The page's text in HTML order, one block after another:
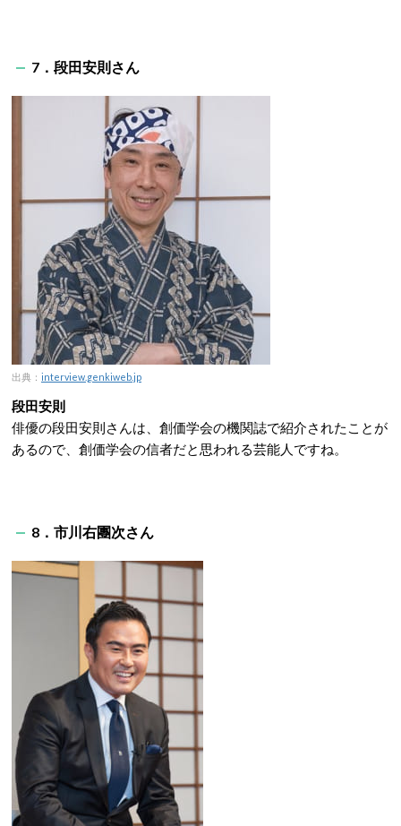
7．段田安則さん
出典： interview.genkiweb.jp
段田安則
俳優の段田安則さんは、創価学会の機関誌で紹介されたことが
あるので、創価学会の信者だと思われる芸能人ですね。
8 ．市川右團次さん